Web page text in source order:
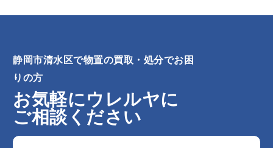
静岡市清水区で物置の買取・処分でお困
りの方
お気軽にウレルヤに
ご相談ください